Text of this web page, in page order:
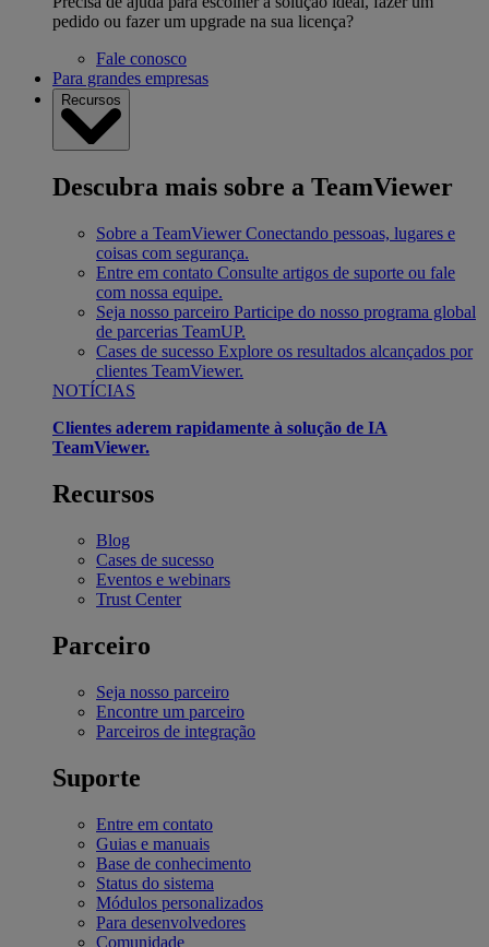
pedido ou fazer um upgrade na sua licença?
Fale conosco
Para grandes empresas
Recursos
Descubra mais sobre a TeamViewer
Sobre a TeamViewer Conectando pessoas, lugares e
coisas com segurança.
Entre em contato Consulte artigos de suporte ou fale
com nossa equipe.
Seja nosso parceiro Participe do nosso programa global
de parcerias TeamUP.
Cases de sucesso Explore os resultados alcançados por
clientes TeamViewer.
NOTÍCIAS
Clientes aderem rapidamente à solução de IA
TeamViewer.
Recursos
Blog
Cases de sucesso
Eventos e webinars
Trust Center
Parceiro
Seja nosso parceiro
Encontre um parceiro
Parceiros de integração
Suporte
Entre em contato
Guias e manuais
Base de conhecimento
Status do sistema
Módulos personalizados
Para desenvolvedores
Comunidade